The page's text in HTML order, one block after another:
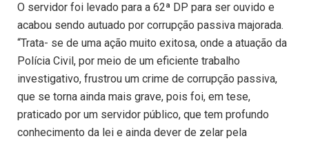
O servidor foi levado para a 62ª DP para ser ouvido e
acabou sendo autuado por corrupção passiva majorada.
“Trata- se de uma ação muito exitosa, onde a atuação da
Polícia Civil, por meio de um eficiente trabalho
investigativo, frustrou um crime de corrupção passiva,
que se torna ainda mais grave, pois foi, em tese,
praticado por um servidor público, que tem profundo
conhecimento da lei e ainda dever de zelar pela